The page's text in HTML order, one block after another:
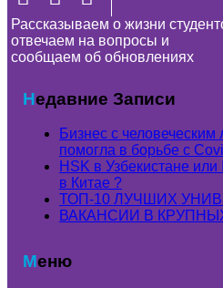
Рассказываем о жизни
отвечаем на вопросы и
сообщаем об обновлениях
Недавние Записи
Бизнес с
помогла в борьбе с
HSK в Узбекистане или
в Китае ?
ТОП-10 ЛУЧШИХ
ВАКАНСИИ В
Меню